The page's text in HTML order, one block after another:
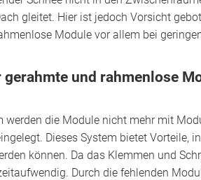
gleitet. Hier ist jedoch Vorsicht
Module vor allem bei
und rahmenlose
werden die Module nicht mehr mit
Dieses System bietet Vorteile,
können. Da das Klemmen und
Durch die fehlenden